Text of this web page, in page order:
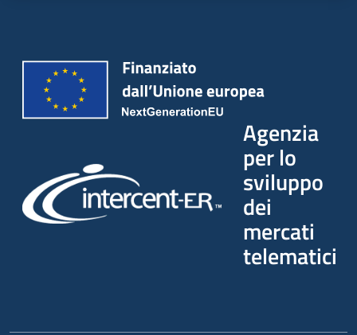
Agenzia
per lo
sviluppo
dei
mercati
telematici